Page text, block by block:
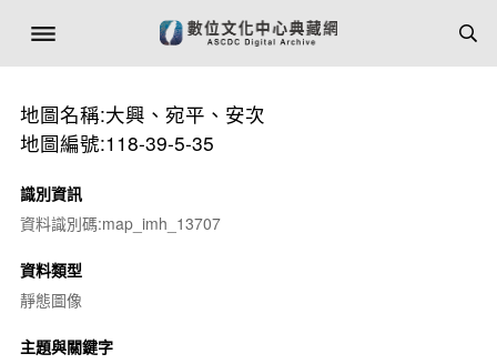
地圖名稱:大興、宛平、安次
地圖編號:118-39-5-35
識別資訊
資料識別碼:map_imh_13707
資料類型
靜態圖像
主題與關鍵字